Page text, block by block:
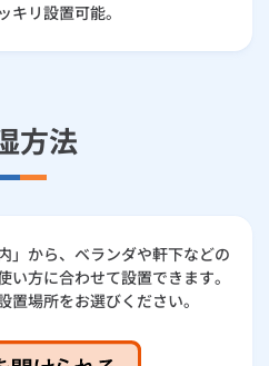
リ設置可能。
方法
」から、ベランダや軒下などの
い方に合わせて設置できます。
置場所をお選びください。